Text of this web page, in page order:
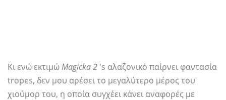
Κι ενώ εκτιμώMagicka 2 's αλαζονικό παίρνει φαντασία
tropes, δεν μου αρέσει το μεγαλύτερο μέρος του
χιούμορ του, η οποία συγχέει κάνει αναφορές με